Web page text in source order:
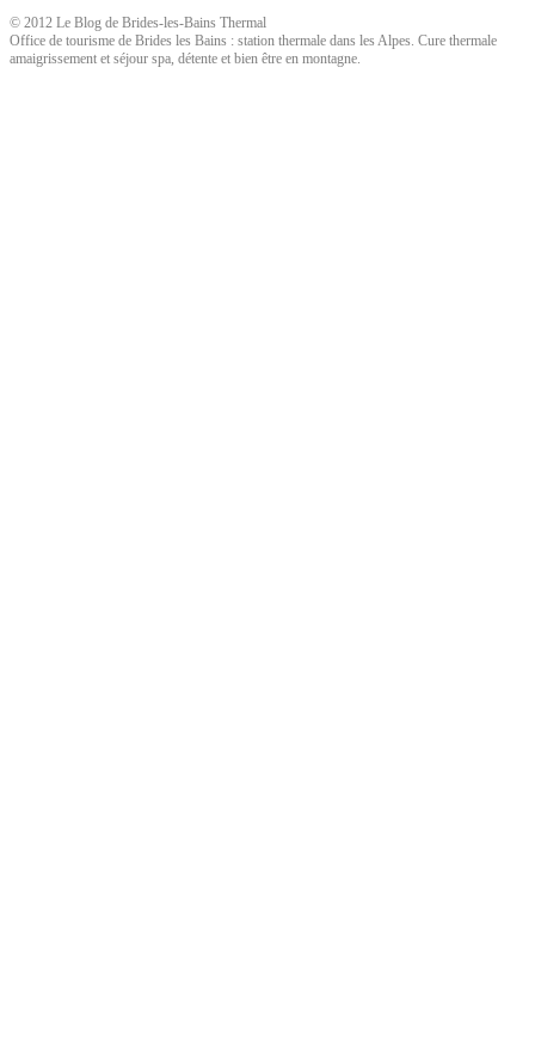
© 2012 Le Blog de Brides-les-Bains Thermal
Office de tourisme de Brides les Bains : station thermale dans les Alpes. Cure thermale
amaigrissement et séjour spa, détente et bien être en montagne.